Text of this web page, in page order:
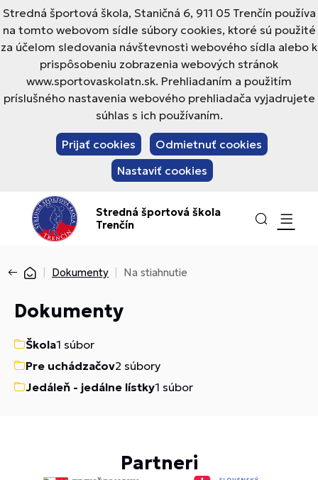
Stredná športová škola, Staničná 6, 911 05 Trenčín používa
na tomto webovom sídle súbory cookies, ktoré sú použité
za účelom sledovania návštevnosti webového sídla alebo k
prispôsobeniu zobrazenia webových stránok
www.sportovaskolatn.sk. Prehliadaním a použitím
príslušného nastavenia webového prehliadača vyjadrujete
súhlas s ich používaním.
Prijať cookies
Odmietnuť cookies
Nastaviť cookies
Stredná športová škola
Trenčín
Dokumenty Na stiahnutie
Dokumenty
Škola1 súbor
Pre uchádzačov2 súbory
Jedáleň - jedálne lístky1 súbor
Partneri